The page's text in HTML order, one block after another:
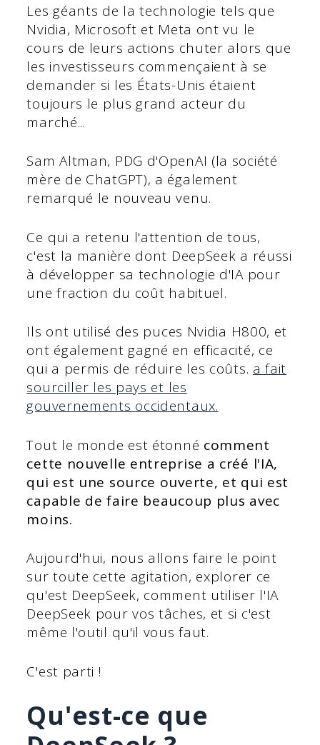
Les géants de la technologie tels que
Nvidia, Microsoft et Meta ont vu le
cours de leurs actions chuter alors que
les investisseurs commençaient à se
demander si les États-Unis étaient
toujours le plus grand acteur du
marché...
Sam Altman, PDG d'OpenAI (la société
mère de ChatGPT), a également
remarqué le nouveau venu.
Ce qui a retenu l'attention de tous,
c'est la manière dont DeepSeek a réussi
à développer sa technologie d'IA pour
une fraction du coût habituel.
Ils ont utilisé des puces Nvidia H800, et
ont également gagné en efficacité, ce
qui a permis de réduire les coûts. a fait
sourciller les pays et les
gouvernements occidentaux.
Tout le monde est étonné comment
cette nouvelle entreprise a créé l'IA,
qui est une source ouverte, et qui est
capable de faire beaucoup plus avec
moins.
Aujourd'hui, nous allons faire le point
sur toute cette agitation, explorer ce
qu'est DeepSeek, comment utiliser l'IA
DeepSeek pour vos tâches, et si c'est
même l'outil qu'il vous faut.
C'est parti !
Qu'est-ce que